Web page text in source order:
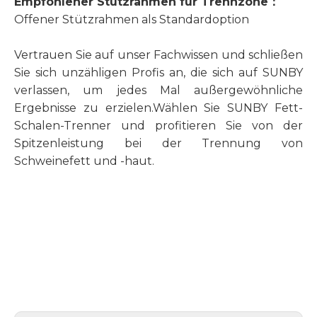
Offener Stützrahmen als Standardoption
Vertrauen Sie auf unser Fachwissen und schließen
Sie sich unzähligen Profis an, die sich auf SUNBY
verlassen, um jedes Mal außergewöhnliche
Ergebnisse zu erzielen.Wählen Sie SUNBY Fett-
Schalen-Trenner und profitieren Sie von der
Spitzenleistung bei der Trennung von
Schweinefett und -haut.